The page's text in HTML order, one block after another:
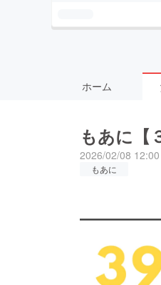
ホーム
もあに【
2026/02/08 12:00
もあに